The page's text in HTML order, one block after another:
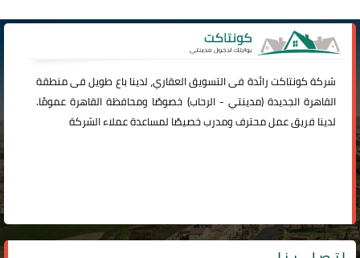
شركةكونتاكترائدة فى التسويق العقاري، لدينا باع طويل فى منطقة
القاهرة الجديدة (مدينتي -الرحاب) خصوصًا ومحافظة القاهرة عمومًا.
لدينا فريق عمل محترف ومدرب خصيصًا لمساعدة عملاء الشركة